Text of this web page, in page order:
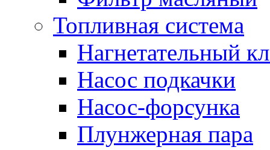
Топливная система
Нагнетательный
Насос подкачки
Насос-форсунка
Плунжерная пара